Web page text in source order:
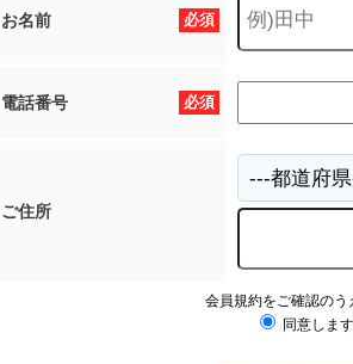
必須
お名前
必須
電話番号
ご住所
会員規約をご確認のう
同意します